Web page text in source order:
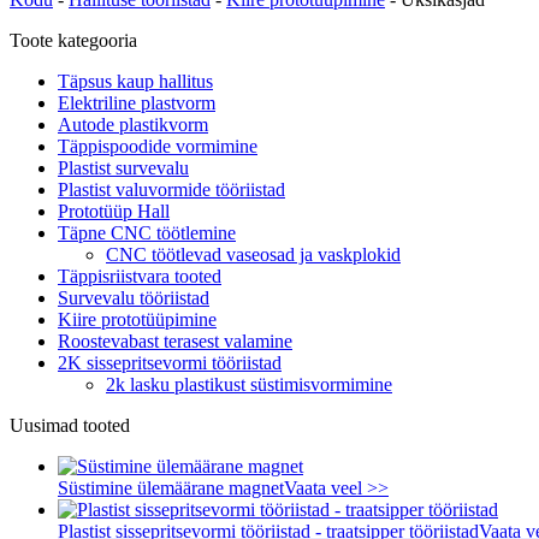
Toote kategooria
Täpsus kaup hallitus
Elektriline plastvorm
Autode plastikvorm
Täppispoodide vormimine
Plastist survevalu
Plastist valuvormide tööriistad
Prototüüp Hall
Täpne CNC töötlemine
CNC töötlevad vaseosad ja vaskplokid
Täppisriistvara tooted
Survevalu tööriistad
Kiire prototüüpimine
Roostevabast terasest valamine
2K sissepritsevormi tööriistad
2k lasku plastikust süstimisvormimine
Uusimad tooted
Süstimine ülemäärane magnetVaata veel >>
Plastist sissepritsevormi tööriistad - traatsipper tööriistadVaata